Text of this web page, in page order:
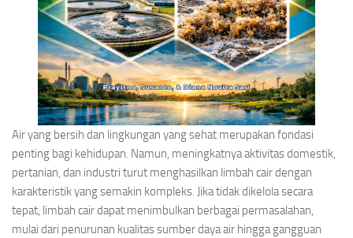
Air yang bersih dan lingkungan yang sehat merupakan fondasi
penting bagi kehidupan. Namun, meningkatnya aktivitas domestik,
pertanian, dan industri turut menghasilkan limbah cair dengan
karakteristik yang semakin kompleks. Jika tidak dikelola secara
tepat, limbah cair dapat menimbulkan berbagai permasalahan,
mulai dari penurunan kualitas sumber daya air hingga gangguan